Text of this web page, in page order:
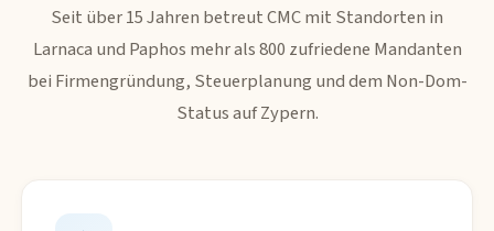
Seit über 15 Jahren betreut CMC mit Standorten in
Larnaca und Paphos mehr als 800 zufriedene Mandanten
bei Firmengründung, Steuerplanung und dem Non-Dom-
Status auf Zypern.